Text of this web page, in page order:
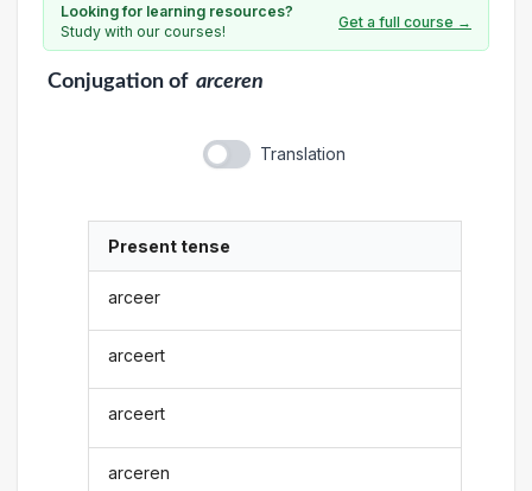
Looking for learning resources?
Study with our courses!
Get a full course →
Conjugationof arceren
Translation
Present tense
arceer
arceert
arceert
arceren